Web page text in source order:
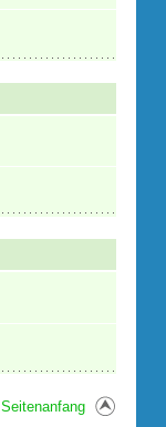
Seitenanfang